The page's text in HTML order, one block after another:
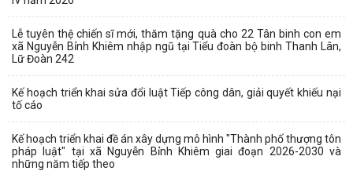
Lễ tuyên thệ chiến sĩ mới, thăm tặng quà cho 22 Tân binh con em
xã Nguyễn Bỉnh Khiêm nhập ngũ tại Tiểu đoàn bộ binh Thanh Lân,
Lữ Đoàn 242
Kế hoạch triển khai sửa đổi luật Tiếp công dân, giải quyết khiếu nại
tố cáo
Kế hoạch triển khai đề án xây dựng mô hình "Thành phố thượng tôn
pháp luật" tại xã Nguyễn Bỉnh Khiêm giai đoạn 2026-2030 và
những năm tiếp theo